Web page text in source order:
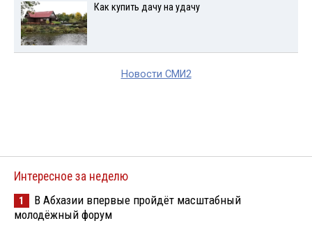
Как купить дачу на удачу
Новости СМИ2
Интересное за неделю
1
В Абхазии впервые пройдёт масштабный
молодёжный форум